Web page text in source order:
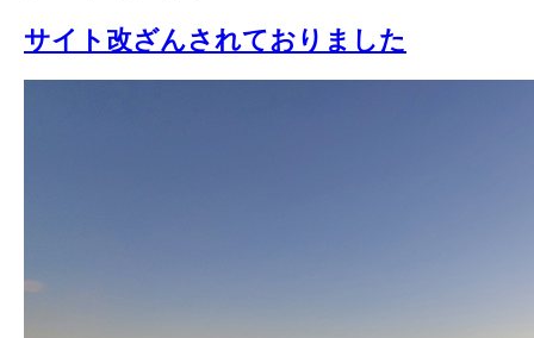
サイト改ざんされておりました